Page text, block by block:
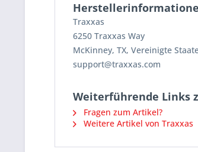
Traxxas
6250 Traxxas Way
McKinney, TX, Vereinigte
support@traxxas.com
Weiterführende Links
Fragen zum Artikel?
Weitere Artikel von Traxxas